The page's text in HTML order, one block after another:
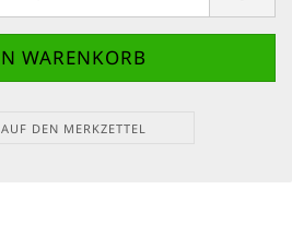
AUF DEN MERKZETTEL